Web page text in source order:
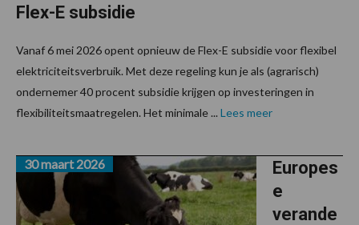
Flex-E subsidie
Vanaf 6 mei 2026 opent opnieuw de Flex-E subsidie voor flexibel
elektriciteitsverbruik. Met deze regeling kun je als (agrarisch)
ondernemer 40 procent subsidie krijgen op investeringen in
flexibiliteitsmaatregelen. Het minimale ... Lees meer
Europes
e
verande
30 maart 2026